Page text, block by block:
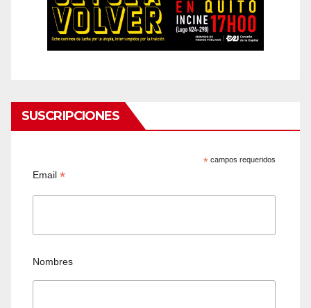
SUSCRIPCIONES
* campos requeridos
Email*
Nombres